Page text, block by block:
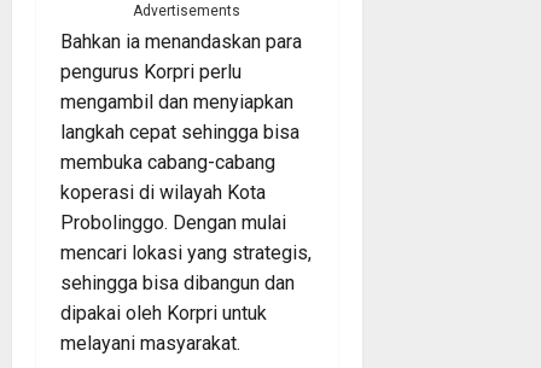
Advertisements
Bahkan ia menandaskan para
pengurus Korpri perlu
mengambil dan menyiapkan
langkah cepat sehingga bisa
membuka cabang-cabang
koperasi di wilayah Kota
Probolinggo. Dengan mulai
mencari lokasi yang strategis,
sehingga bisa dibangun dan
dipakai oleh Korpri untuk
melayani masyarakat.